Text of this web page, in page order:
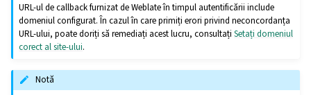
URL-ul de callback furnizat de Weblate în timpul autentificării include
domeniul configurat. În cazul în care primiți erori privind neconcordanța
URL-ului, poate doriți să remediați acest lucru, consultațiSetați domeniul
corect al site-ului.
Notă